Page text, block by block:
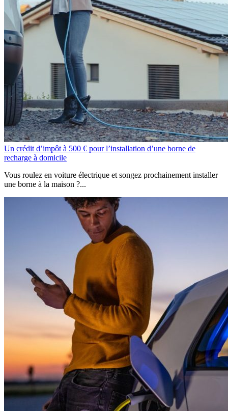
Un crédit d’impôt à 500 € pour l’installation d’une borne de
recharge à domicile
Vous roulez en voiture électrique et songez prochainement installer
une borne à la maison ?...